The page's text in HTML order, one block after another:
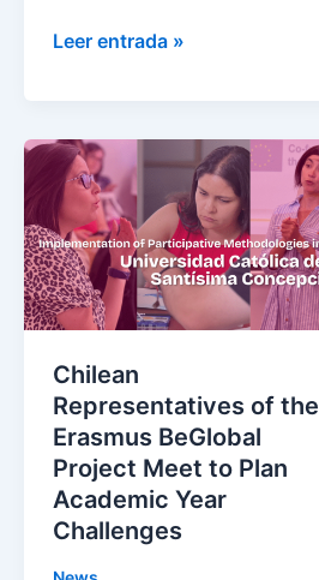
Leer entrada »
Chilean
Representatives of the
Erasmus BeGlobal
Project Meet to Plan
Academic Year
Challenges
Chilean
Representatives
of
the
Erasmus
BeGlobal
Meet
to
Plan
Academic
Year
Challenges